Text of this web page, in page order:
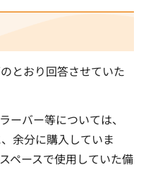
とおり回答させていた
ーバー等については、
余分に購入していま
ペースで使用していた備